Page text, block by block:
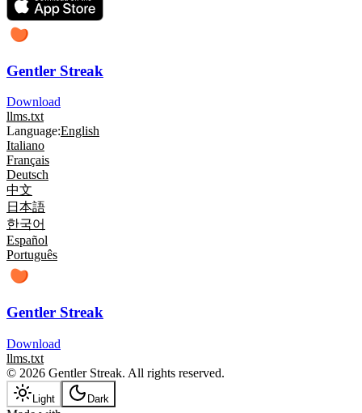
Gentler Streak
Download
llms.txt
Language:English
Italiano
Français
Deutsch
中文
日本語
한국어
Español
Português
Gentler Streak
Download
llms.txt
© 2026 Gentler Streak. All rights reserved.
Light Dark